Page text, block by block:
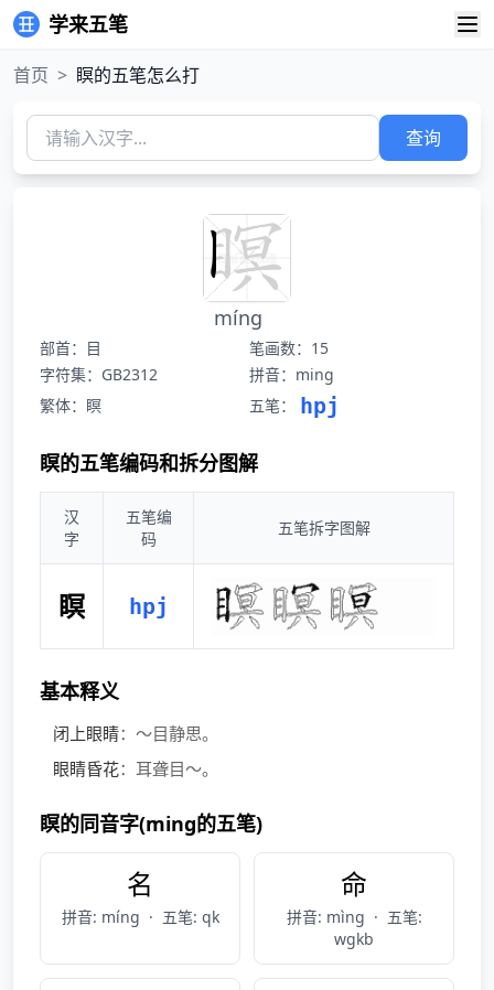
学来五笔
首页 > 瞑的五笔怎么打
查询
míng
部首：目
笔画数：15
字符集：GB2312
拼音：ming
繁体：瞑
五笔： hpj
瞑的五笔编码和拆分图解
汉
字
五笔编
码
五笔拆字图解
瞑 hpj
基本释义
闭上眼睛：～目静思。
眼睛昏花：耳聋目～。
瞑的同音字(ming的五笔)
名
拼音: míng · 五笔: qk
命
拼音: mìng · 五笔:
wgkb